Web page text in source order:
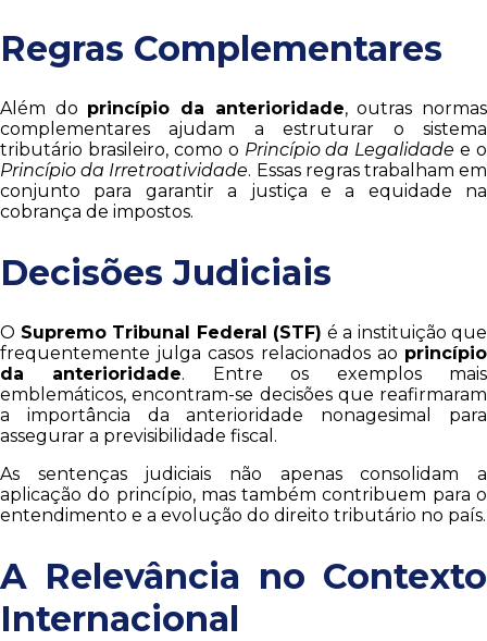
Regras Complementares
Além do princípio da anterioridade, outras normas
complementares ajudam a estruturar o sistema
tributário brasileiro, como o Princípio da Legalidade e o
Princípio da Irretroatividade. Essas regras trabalham em
conjunto para garantir a justiça e a equidade na
cobrança de impostos.
Decisões Judiciais
O Supremo Tribunal Federal (STF) é a instituição que
frequentemente julga casos relacionados ao princípio
da anterioridade. Entre os exemplos mais
emblemáticos, encontram-se decisões que reafirmaram
a importância da anterioridade nonagesimal para
assegurar a previsibilidade fiscal.
As sentenças judiciais não apenas consolidam a
aplicação do princípio, mas também contribuem para o
entendimento e a evolução do direito tributário no país.
A Relevância no Contexto
Internacional